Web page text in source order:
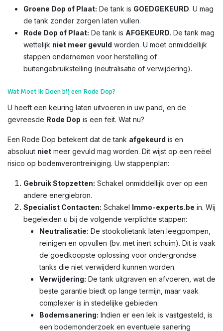
Groene Dop of Plaat: De tank is GOEDGEKEURD. U mag
de tank zonder zorgen laten vullen.
Rode Dop of Plaat: De tank is AFGEKEURD. De tank mag
wettelijk niet meer gevuld worden. U moet onmiddellijk
stappen ondernemen voor herstelling of
buitengebruikstelling (neutralisatie of verwijdering).
Wat Moet Ik Doen bij een Rode Dop?
U heeft een keuring laten uitvoeren in uw pand, en de
gevreesde Rode Dop is een feit. Wat nu?
Een Rode Dop betekent dat de tank afgekeurd is en
absoluut niet meer gevuld mag worden. Dit wijst op een reëel
risico op bodemverontreiniging. Uw stappenplan:
Gebruik Stopzetten: Schakel onmiddellijk over op een
andere energiebron.
Specialist Contacten: Schakel Immo-experts.be in. Wij
begeleiden u bij de volgende verplichte stappen:
Neutralisatie: De stookolietank laten leegpompen,
reinigen en opvullen (bv. met inert schuim). Dit is vaak
de goedkoopste oplossing voor ondergrondse
tanks die niet verwijderd kunnen worden.
Verwijdering: De tank uitgraven en afvoeren, wat de
beste garantie biedt op lange termijn, maar vaak
complexer is in stedelijke gebieden.
Bodemsanering: Indien er een lek is vastgesteld, is
een bodemonderzoek en eventuele sanering